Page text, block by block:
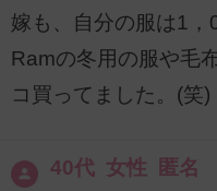
嫁も、自分の服は1，
Ramの冬用の服や毛
コ買ってました。(笑)
40代 女性 匿名